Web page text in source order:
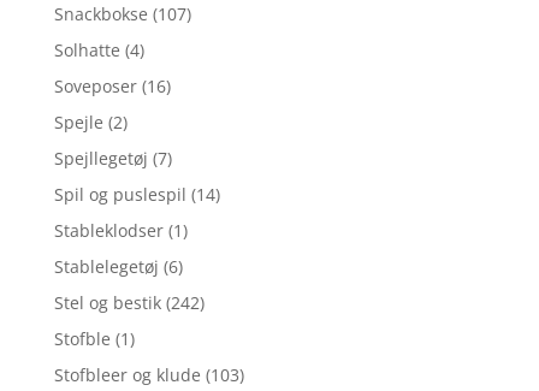
Snackbokse (107)
Solhatte (4)
Soveposer (16)
Spejle (2)
Spejllegetøj (7)
Spil og puslespil (14)
Stableklodser (1)
Stablelegetøj (6)
Stel og bestik (242)
Stofble (1)
Stofbleer og klude (103)